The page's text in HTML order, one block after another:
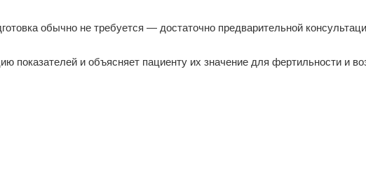
обычно не требуется — достаточно предварительной
показателей и объясняет пациенту их значение для фертильности и